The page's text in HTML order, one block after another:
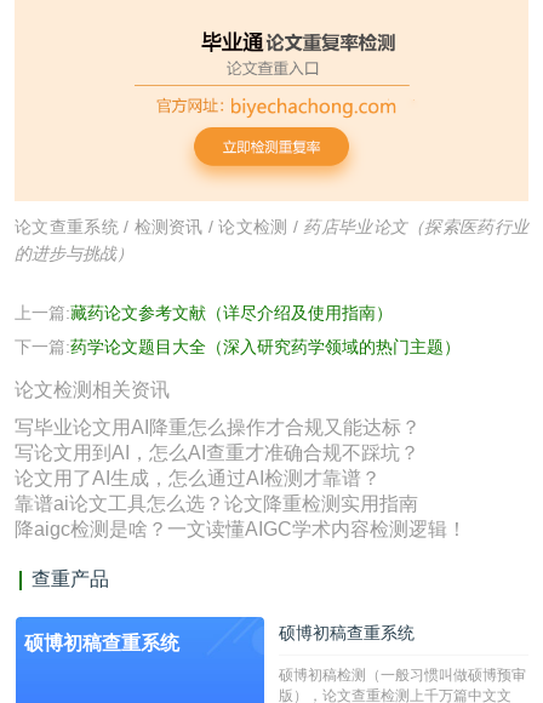
论文查重系统/ 检测资讯 /论文检测 / 药店毕业论文（探索医药行业
的进步与挑战）
上一篇:藏药论文参考文献（详尽介绍及使用指南）
下一篇:药学论文题目大全（深入研究药学领域的热门主题）
论文检测相关资讯
写毕业论文用AI降重怎么操作才合规又能达标？
写论文用到AI，怎么AI查重才准确合规不踩坑？
论文用了AI生成，怎么通过AI检测才靠谱？
靠谱ai论文工具怎么选？论文降重检测实用指南
降aigc检测是啥？一文读懂AIGC学术内容检测逻辑！
查重产品
硕博初稿查重系统 硕博初稿查重系统
硕博初稿检测（一般习惯叫做硕博预审
版），论文查重检测上千万篇中文文